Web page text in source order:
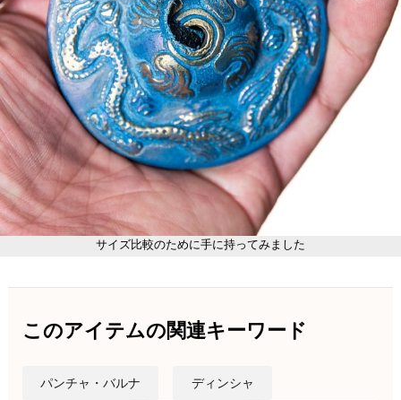
サイズ比較のために手に持ってみました
このアイテムの関連キーワード
パンチャ・バルナ ディンシャ